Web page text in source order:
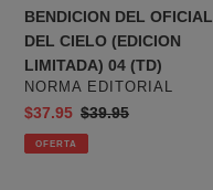
BENDICION DEL OFICIAL
DEL CIELO (EDICION
LIMITADA) 04 (TD)
PROVEEDOR
NORMA EDITORIAL
Precio
de
venta
$37.95 Precio
habitual
$39.95
OFERTA